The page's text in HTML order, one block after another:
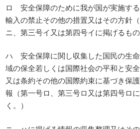
ロ 安全保障のために我が国が実施す
輸入の禁止その他の措置又はその方針
ニ、第三号イ又は第四号イに掲げるもの
ハ 安全保障に関し収集した国民の生
域の保全若しくは国際社会の平和と安
又は条約その他の国際約束に基づき保
報（第一号ロ、第三号ロ又は第四号ロ
く。）